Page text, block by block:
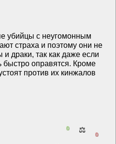
убийцы с неугомонным
страха и поэтому они не
драки, так как даже если
быстро оправятся. Кроме
против их кинжалов
0 ⚖️
0